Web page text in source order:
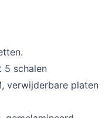
5 schalen
verwijderbare platen